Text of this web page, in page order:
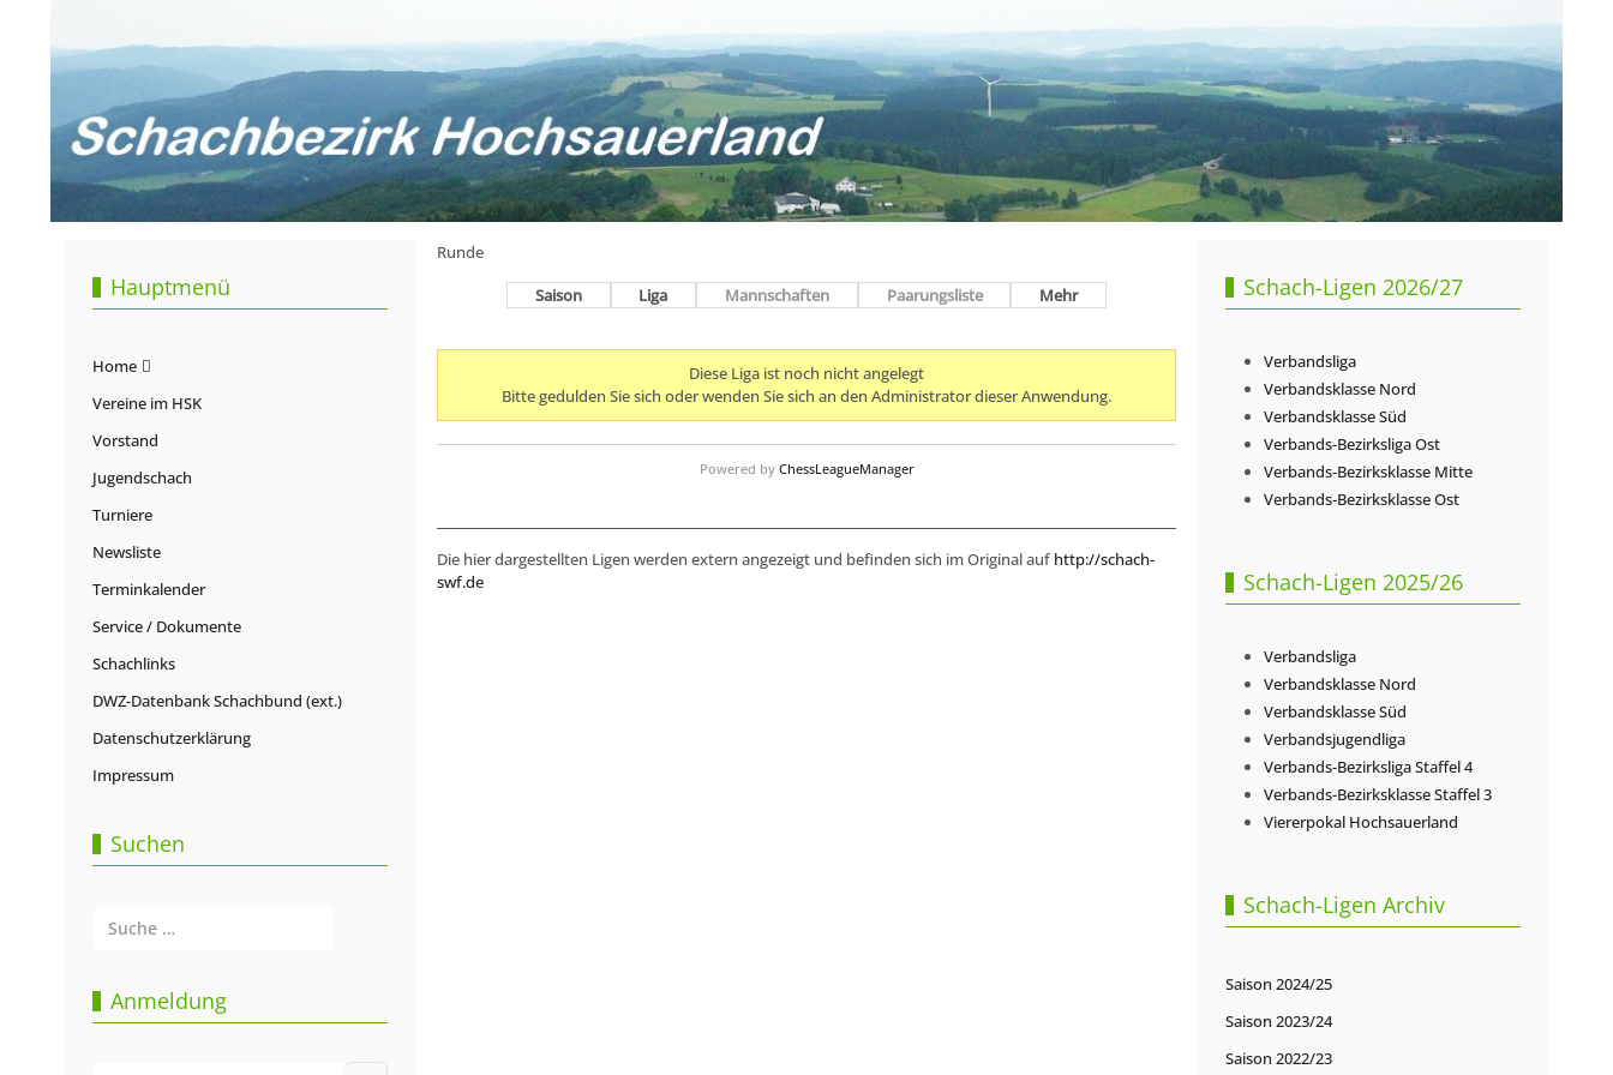
Hauptmenü
Home
Vereine im HSK
Vorstand
Jugendschach
Turniere
Newsliste
Terminkalender
Service / Dokumente
Schachlinks
DWZ-Datenbank Schachbund (ext.)
Datenschutzerklärung
Impressum
Suchen
Anmeldung
Runde
Saison
Liga Mannschaften Paarungsliste Mehr
Diese Liga ist noch nicht angelegt
Bitte gedulden Sie sich oder wenden Sie sich an den Administrator dieser Anwendung.
Powered by ChessLeagueManager
Die hier dargestellten Ligen werden extern angezeigt und befinden sich im Original auf http://schach-
swf.de
Schach-Ligen 2026/27
Verbandsliga
Verbandsklasse Nord
Verbandsklasse Süd
Verbands-Bezirksliga Ost
Verbands-Bezirksklasse Mitte
Verbands-Bezirksklasse Ost
Schach-Ligen 2025/26
Verbandsliga
Verbandsklasse Nord
Verbandsklasse Süd
Verbandsjugendliga
Verbands-Bezirksliga Staffel 4
Verbands-Bezirksklasse Staffel 3
Viererpokal Hochsauerland
Schach-Ligen Archiv
Saison 2024/25
Saison 2023/24
Saison 2022/23